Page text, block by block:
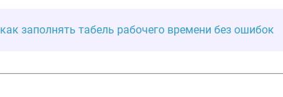
как заполнять табель рабочего времени без ошибок